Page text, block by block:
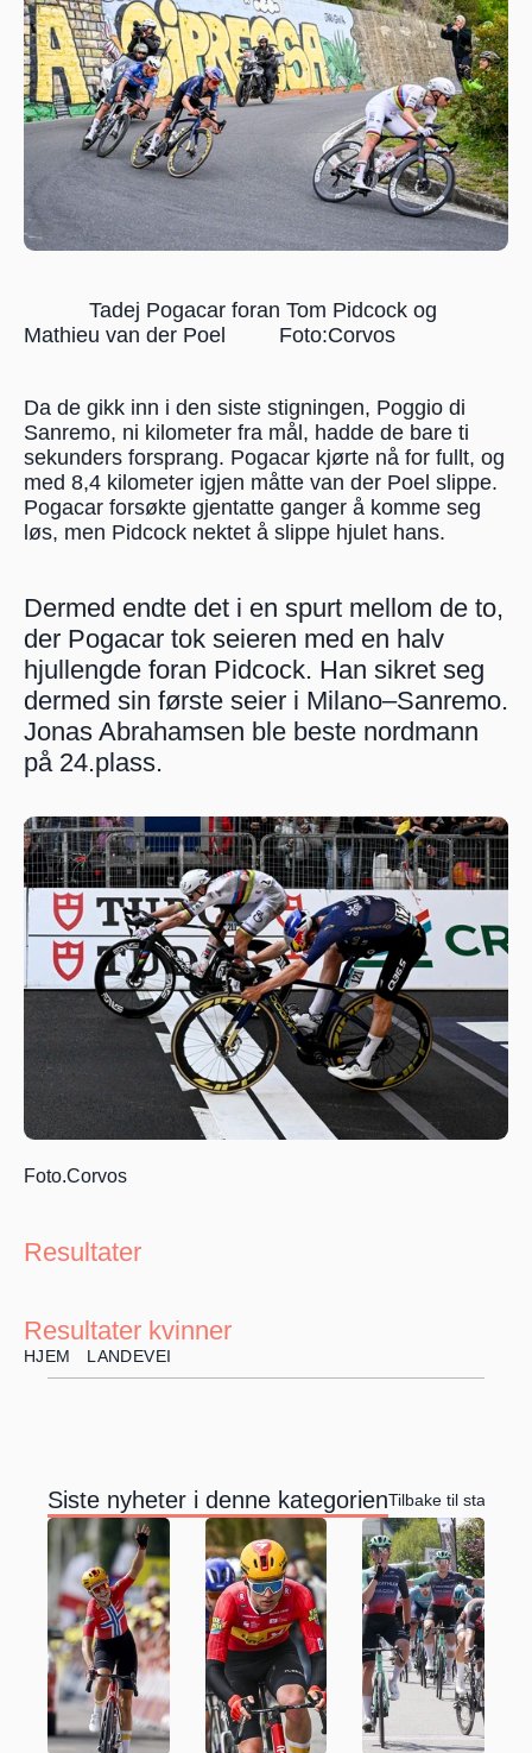
Mathieu van der Poel         Foto:Corvos
Da de gikk inn i den siste stigningen, Poggio di
Sanremo, ni kilometer fra mål, hadde de bare ti
sekunders forsprang. Pogacar kjørte nå for fullt, og
med 8,4 kilometer igjen måtte van der Poel slippe.
Pogacar forsøkte gjentatte ganger å komme seg
løs, men Pidcock nektet å slippe hjulet hans.
Dermed endte det i en spurt mellom de to,
der Pogacar tok seieren med en halv
hjullengde foran Pidcock. Han sikret seg
dermed sin første seier i Milano–Sanremo.
Jonas Abrahamsen ble beste nordmann
på 24.plass.
Foto.Corvos
Resultater
Resultater kvinner
HJEM LANDEVEI
Siste nyheter i denne kategorienTilbake til